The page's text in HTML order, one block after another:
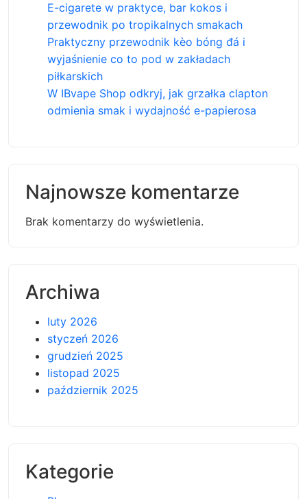
E-cigarete w praktyce, bar kokos i
przewodnik po tropikalnych smakach
Praktyczny przewodnik kèo bóng đá i
wyjaśnienie co to pod w zakładach
piłkarskich
W IBvape Shop odkryj, jak grzałka clapton
odmienia smak i wydajność e-papierosa
Najnowsze komentarze
Brak komentarzy do wyświetlenia.
Archiwa
luty 2026
styczeń 2026
grudzień 2025
listopad 2025
październik 2025
Kategorie